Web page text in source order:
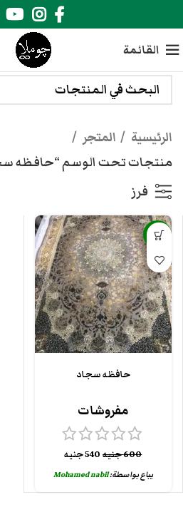
القائمة
الرئيسية
المتجر
منتجات تحت الوسم “حافظه سجاد
فرز
-10%
حافظه سجاد
مفروشات
600جنيه 540جنيه
يباع بواسطة:Mohamed nabil